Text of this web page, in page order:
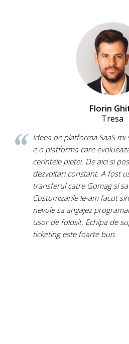
Florin
Tresa
Ideea de platforma SaaS
e o platforma care
cerintele pietei. De aici si
dezvoltari constant. A fost
transferul catre Gomag si
Customizarile le-am facut
nevoie sa angajez
usor de folosit. Echipa de
ticketing este foarte bun.